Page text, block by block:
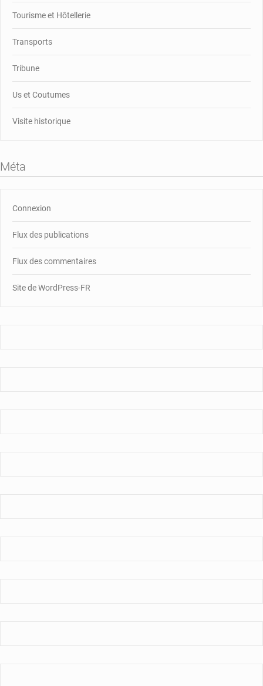
Tourisme et Hôtellerie
Transports
Tribune
Us et Coutumes
Visite historique
Méta
Connexion
Flux des publications
Flux des commentaires
Site de WordPress-FR